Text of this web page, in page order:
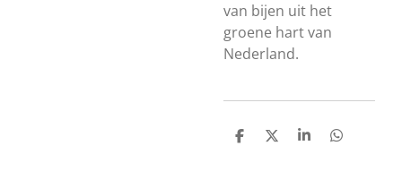
van bijen uit het
groene hart van
Nederland.
D
D
S
D